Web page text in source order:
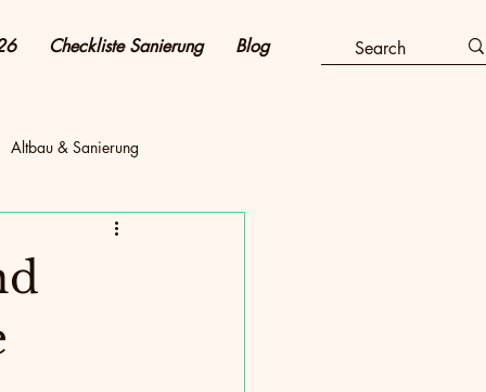
Checkliste Sanierung Blog
Altbau & Sanierung